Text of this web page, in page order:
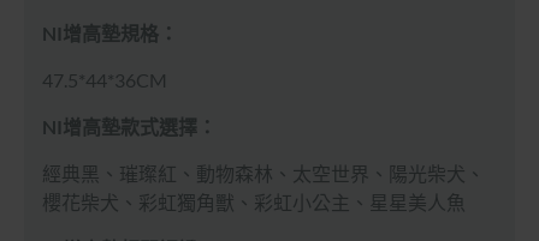
NI增高墊規格：
47.5*44*36CM
NI增高墊款式選擇：
經典黑、璀璨紅、動物森林、太空世界、陽光柴犬、
櫻花柴犬、彩虹獨角獸、彩虹小公主、星星美人魚